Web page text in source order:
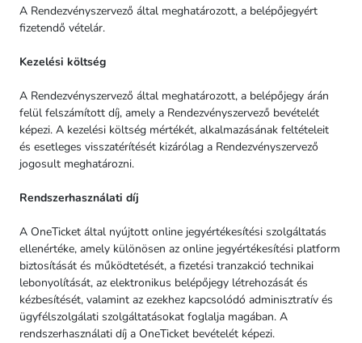
A Rendezvényszervező által meghatározott, a belépőjegyért
fizetendő vételár.
Kezelési költség
A Rendezvényszervező által meghatározott, a belépőjegy árán
felül felszámított díj, amely a Rendezvényszervező bevételét
képezi. A kezelési költség mértékét, alkalmazásának feltételeit
és esetleges visszatérítését kizárólag a Rendezvényszervező
jogosult meghatározni.
Rendszerhasználati díj
A OneTicket által nyújtott online jegyértékesítési szolgáltatás
ellenértéke, amely különösen az online jegyértékesítési platform
biztosítását és működtetését, a fizetési tranzakció technikai
lebonyolítását, az elektronikus belépőjegy létrehozását és
kézbesítését, valamint az ezekhez kapcsolódó adminisztratív és
ügyfélszolgálati szolgáltatásokat foglalja magában. A
rendszerhasználati díj a OneTicket bevételét képezi.